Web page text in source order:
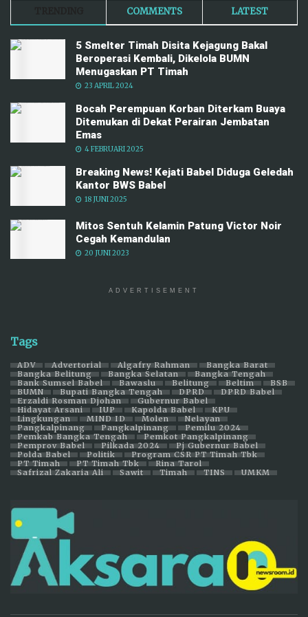
COMMENTS LATEST
5 Smelter Timah Disita Kejagung Bakal
Beroperasi Kembali, Dikelola BUMN
Menugaskan PT Timah
23 APRIL 2024
Bocah Perempuan Korban Diterkam Buaya
Ditemukan di Dekat Perairan Jembatan
Emas
4 FEBRUARI 2025
Breaking News! Kejati Babel Diduga Geledah
Kantor BWS Babel
18 JUNI 2025
Mitos Sentuh Kelamin Patung Victor Noir
Cegah Kemandulan
20 JUNI 2023
ADVERTISEMENT
Tags
ADV Advertorial Algafry Rahman
Bangka Barat
Bangka Belitung
Bangka Selatan
Bangka Tengah
Bank Sumsel Babel
Bawaslu Belitung Beltim
BSB
BUMN
Bupati Bangka Tengah DPRD
DPRD Babel
Erzaldi Rosman Djohan
Gubernur Babel
Hidayat Arsani
IUP Kapolda Babel
KPU
Lingkungan
MIND ID Molen
Nelayan
Pangkalpinang
Pangkalpinang
Pemilu 2024
Pemkab Bangka Tengah
Pemkot Pangkalpinang
Pemprov Babel
Pilkada 2024
Pj Gubernur Babel
Polda Babel
Politik
Program CSR PT Timah Tbk
PT Timah
PT Timah Tbk
Rina Tarol
Safrizal Zakaria Ali
Sawit Timah TINS UMKM